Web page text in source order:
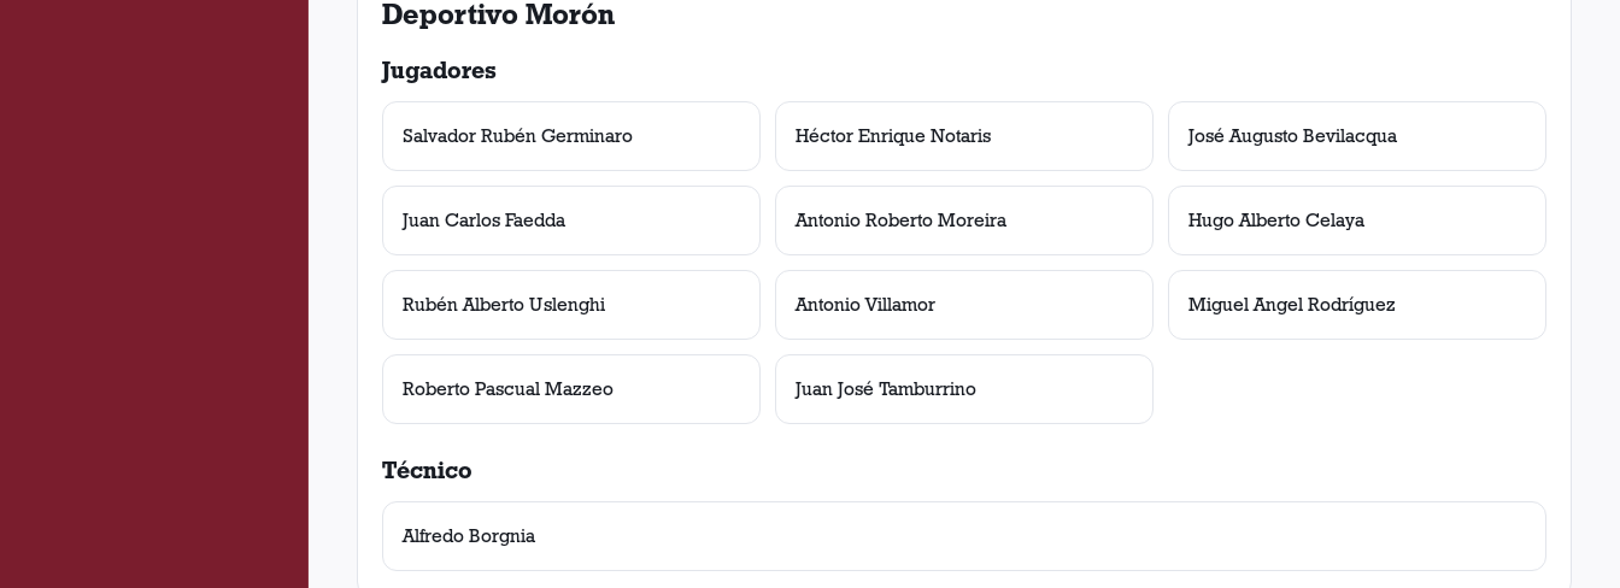
Deportivo Morón
Jugadores
Salvador Rubén Germinaro Héctor Enrique Notaris José Augusto Bevilacqua
Juan Carlos Faedda Antonio Roberto Moreira Hugo Alberto Celaya
Rubén Alberto Uslenghi Antonio Villamor Miguel Angel Rodríguez
Roberto Pascual Mazzeo Juan José Tamburrino
Técnico
Alfredo Borgnia